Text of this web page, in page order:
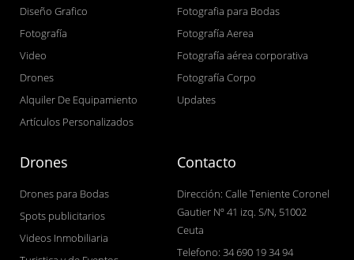
Diseño Grafico
Fotografía
Video
Drones
Alquiler De Equipamiento
Artículos Personalizados
Fotografia para Bodas
Fotografía Aerea
Fotografía aérea corporativa
Fotografía Corpo
Updates
Drones
Drones para Bodas
Spots publicitarios
Videos Inmobiliaria
Contacto
Dirección: Calle Teniente Coronel
Gautier Nº 41 izq. S/N, 51002
Ceuta
Telefono: 34 690 19 34 94